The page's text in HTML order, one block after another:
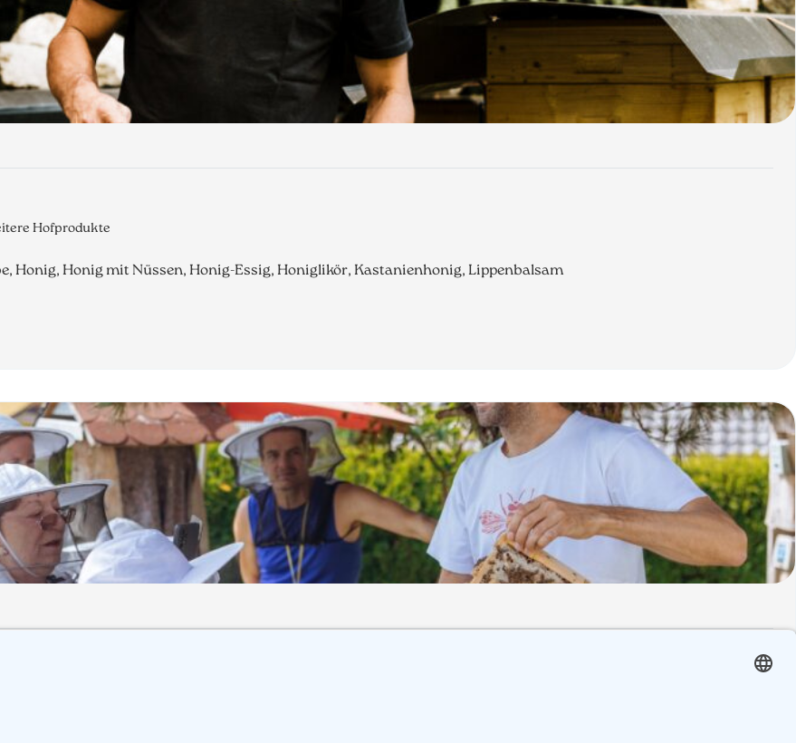
Hofprodukte
Honig, Honig mit Nüssen, Honig-Essig, Honiglikör, Kastanienhonig, Lippenbalsam
Honig, Honiglikör, Lippenbalsam, Löwenzahnhonig, Oxymel, Oxymel-Salatdressing